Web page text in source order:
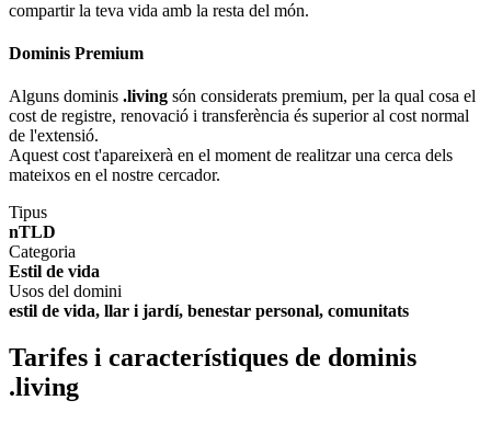
compartir la teva vida amb la resta del món.
Dominis Premium
Alguns dominis .living són considerats premium, per la qual cosa el
cost de registre, renovació i transferència és superior al cost normal
de l'extensió.
Aquest cost t'apareixerà en el moment de realitzar una cerca dels
mateixos en el nostre cercador.
Tipus
nTLD
Categoria
Estil de vida
Usos del domini
estil de vida, llar i jardí, benestar personal, comunitats
Tarifes i característiques de dominis
.living